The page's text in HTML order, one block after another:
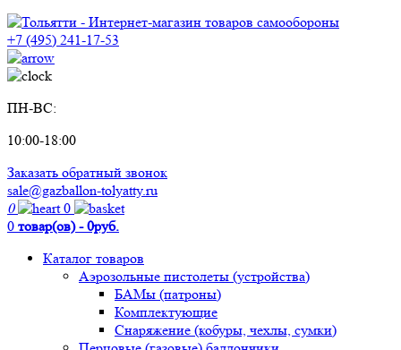
+7 (495) 241-17-53
ПН-ВС:
10:00-18:00
Заказать обратный звонок
sale@gazballon-tolyatty.ru
0
0
0 товар(ов) - 0руб.
Каталог товаров
Аэрозольные пистолеты (устройства)
БАМы (патроны)
Комплектующие
Снаряжение (кобуры, чехлы, сумки)